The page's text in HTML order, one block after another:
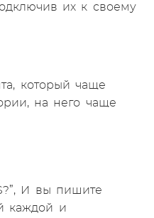
их к своему
который чаще
на него чаще
И вы пишите
каждой и